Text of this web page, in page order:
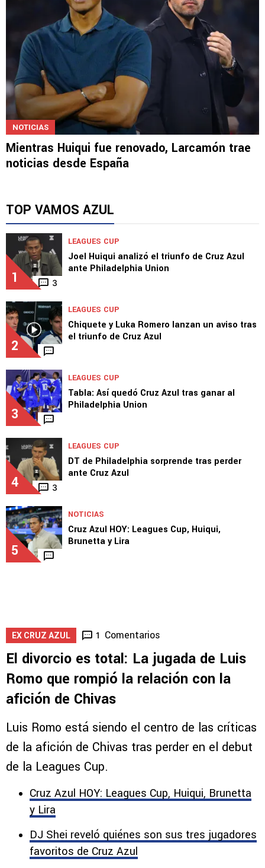
NOTICIAS
Mientras Huiqui fue renovado, Larcamón trae
noticias desde España
TOP VAMOS AZUL
1 3
LEAGUES CUP
Joel Huiqui analizó el triunfo de Cruz Azul
ante Philadelphia Union
2
LEAGUES CUP
Chiquete y Luka Romero lanzan un aviso tras
el triunfo de Cruz Azul
3
LEAGUES CUP
Tabla: Así quedó Cruz Azul tras ganar al
Philadelphia Union
4 3
LEAGUES CUP
DT de Philadelphia sorprende tras perder
ante Cruz Azul
5
NOTICIAS
Cruz Azul HOY: Leagues Cup, Huiqui,
Brunetta y Lira
EX CRUZ AZUL 1 Comentarios
El divorcio es total: La jugada de Luis
Romo que rompió la relación con la
afición de Chivas
Luis Romo está siendo el centro de las críticas
de la afición de Chivas tras perder en el debut
de la Leagues Cup.
Cruz Azul HOY: Leagues Cup, Huiqui, Brunetta
y Lira
DJ Shei reveló quiénes son sus tres jugadores
favoritos de Cruz Azul